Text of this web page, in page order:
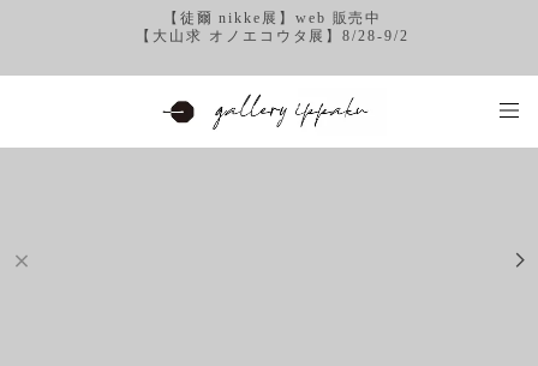
【徒爾 nikke展】web 販売中
【大山求 オノエコウタ展】8/28-9/2